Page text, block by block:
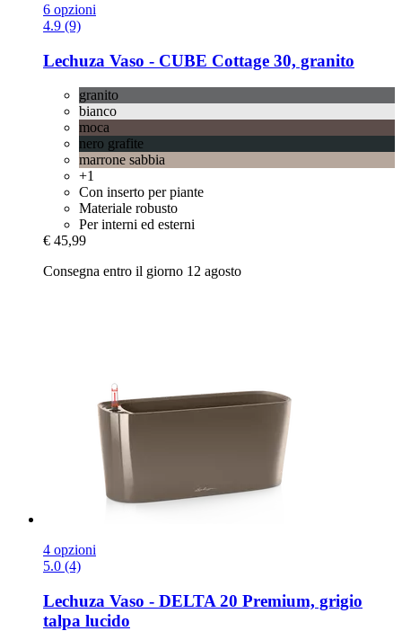
6 opzioni
4.9 (9)
Lechuza Vaso -​ CUBE Cottage 30, granito
granito
bianco
moca
nero grafite
marrone sabbia
+1
Con inserto per piante
Materiale robusto
Per interni ed esterni
€ 45,99
Consegna entro il giorno 12 agosto
4 opzioni
5.0 (4)
Lechuza Vaso -​ DELTA 20 Premium, grigio
talpa lucido